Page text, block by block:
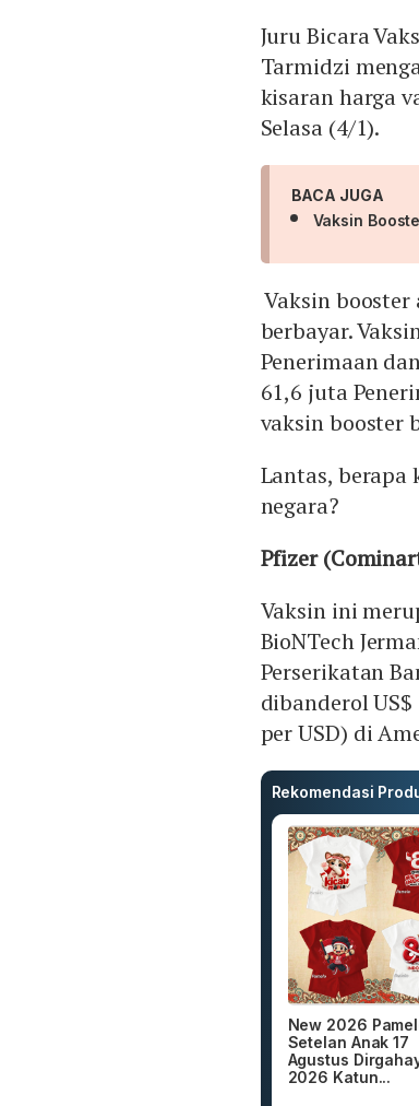
Juru Bicara
Tarmidzi
kisaran harga
Selasa (4/1).
BACA JUGA
Vaksin
Vaksin
berbayar.
Penerimaan
61,6 juta
vaksin booster
Lantas, berapa
negara?
Pfizer
Vaksin ini
BioNTech
Perserikatan
dibanderol US$
per USD) di
Rekomendasi
New 2026
Setelan Anak 17
Agustus
2026 Katun...